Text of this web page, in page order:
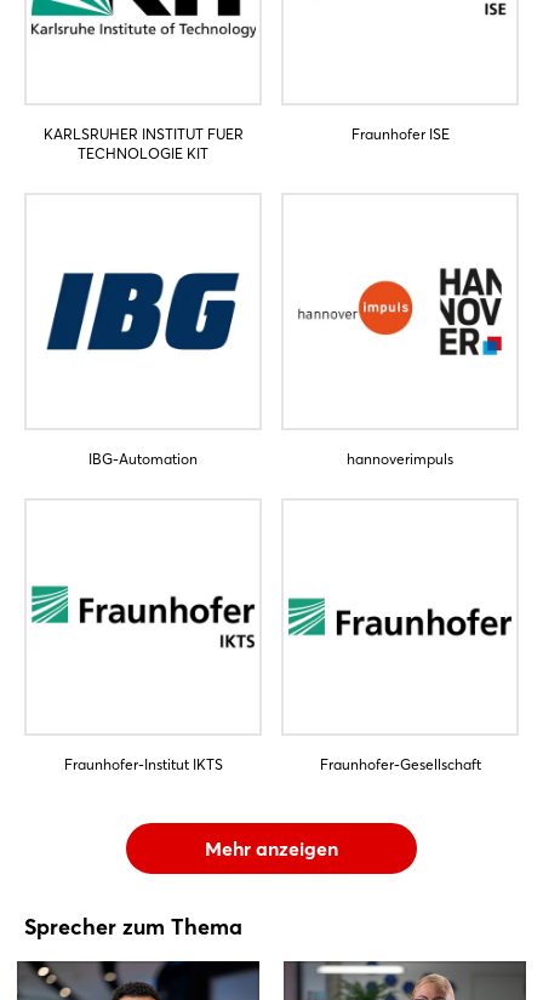
KARLSRUHER INSTITUT FUER
TECHNOLOGIE KIT
Fraunhofer ISE
IBG-Automation hannoverimpuls
Fraunhofer-Institut IKTS Fraunhofer-Gesellschaft
Mehr anzeigen
Sprecher zum Thema
Einloggen
Jetzt registrieren